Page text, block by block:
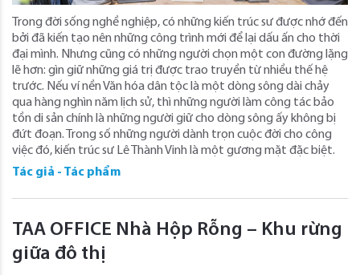
Trong đời sống nghề nghiệp, có những kiến trúc sư được nhớ đến
bởi đã kiến tạo nên những công trình mới để lại dấu ấn cho thời
đại mình. Nhưng cũng có những người chọn một con đường lặng
lẽ hơn: gìn giữ những giá trị được trao truyền từ nhiều thế hệ
trước. Nếu ví nền Văn hóa dân tộc là một dòng sông dài chảy
qua hàng nghìn năm lịch sử, thì những người làm công tác bảo
tồn di sản chính là những người giữ cho dòng sông ấy không bị
đứt đoạn. Trong số những người dành trọn cuộc đời cho công
việc đó, kiến trúc sư Lê Thành Vinh là một gương mặt đặc biệt.
Tác giả - Tác phẩm
TAA OFFICE Nhà Hộp Rỗng – Khu rừng
giữa đô thị